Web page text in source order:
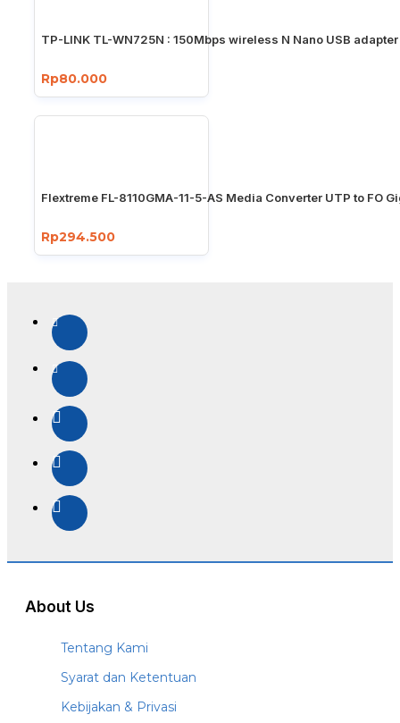
TP-LINK TL-WN725N : 150Mbps wireless N Nano USB adapter
Rp80.000
Flextreme FL-8110GMA-11-5-AS Media Converter UTP to FO
Rp294.500
About Us
Tentang Kami
Syarat dan Ketentuan
Kebijakan & Privasi